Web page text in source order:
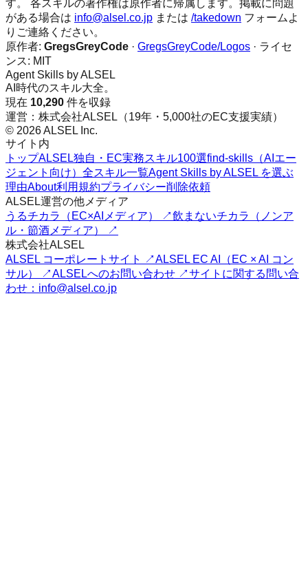
す。 各スキルの著作権は原作者に帰属します。掲載に問題
がある場合は info@alsel.co.jp または /takedown フォームよ
りご連絡ください。
原作者: GregsGreyCode · GregsGreyCode/Logos · ライセ
ンス: MIT
Agent Skills by ALSEL
AI時代のスキル大全。
現在 10,290 件を収録
運営：株式会社ALSEL（19年・5,000社のEC支援実績）
© 2026 ALSEL Inc.
サイト内
トップALSEL独自・EC実務スキル100選find-skills（AIエー
ジェント向け） 全スキル一覧Agent Skills by ALSEL を選ぶ
理由About利用規約プライバシー削除依頼
ALSEL運営の他メディア
うるチカラ（EC×AIメディア） ↗飲まないチカラ（ノンア
ル・節酒メディア） ↗
株式会社ALSEL
ALSEL コーポレートサイト ↗ALSEL EC AI（EC × AI コン
サル） ↗ALSELへのお問い合わせ ↗サイトに関する問い合
わせ：info@alsel.co.jp